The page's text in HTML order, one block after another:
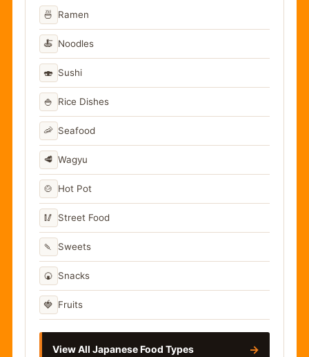
🍜 Ramen
🍝 Noodles
🍣 Sushi
🍚 Rice Dishes
🦐 Seafood
🥩 Wagyu
🍲 Hot Pot
🥢 Street Food
🍡 Sweets
🍘 Snacks
🍓 Fruits
View All Japanese Food Types →